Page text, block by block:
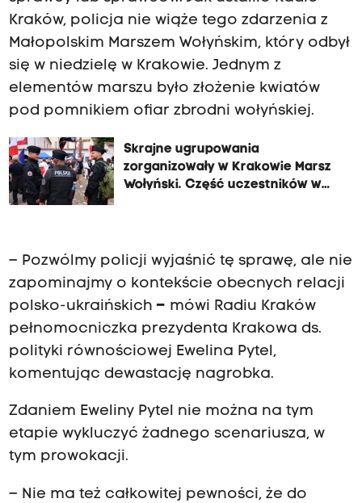
Kraków, policja nie wiąże tego zdarzenia z
Małopolskim Marszem Wołyńskim, który odbył
się w niedzielę w Krakowie. Jednym z
elementów marszu było złożenie kwiatów
pod pomnikiem ofiar zbrodni wołyńskiej.
Skrajne ugrupowania
zorganizowały w Krakowie Marsz
Wołyński. Część uczestników w
– Pozwólmy policji wyjaśnić tę sprawę, ale nie
zapominajmy o kontekście obecnych relacji
polsko-ukraińskich – mówi Radiu Kraków
pełnomocniczka prezydenta Krakowa ds.
polityki równościowej Ewelina Pytel,
komentując dewastację nagrobka.
Zdaniem Eweliny Pytel nie można na tym
etapie wykluczyć żadnego scenariusza, w
tym prowokacji.
– Nie ma też całkowitej pewności, że do